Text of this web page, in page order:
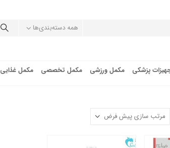
همه دسته‌بندی‌ها
پزشکی مکمل ورزشی مکمل تخصصی مکمل غذایی